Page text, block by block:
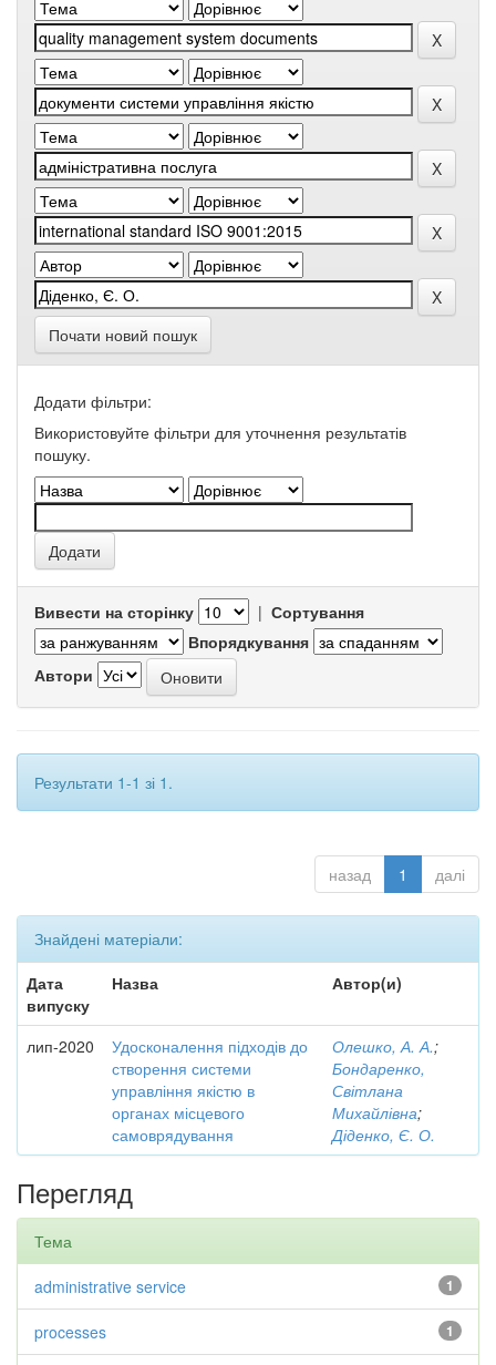
Почати новий пошук
Додати фільтри:
Використовуйте фільтри для уточнення результатів
пошуку.
Вивести на сторінку | Сортування
Впорядкування
Автори
Результати 1-1 зі 1.
назад 1 далі
Знайдені матеріали:
Дата
випуску
Назва Автор(и)
лип-2020
Удосконалення підходів до
створення системи
управління якістю в
органах місцевого
самоврядування
Олешко, А. А.;
Бондаренко,
Світлана
Михайлівна;
Діденко, Є. О.
Перегляд
Тема
1
administrative service
1
processes